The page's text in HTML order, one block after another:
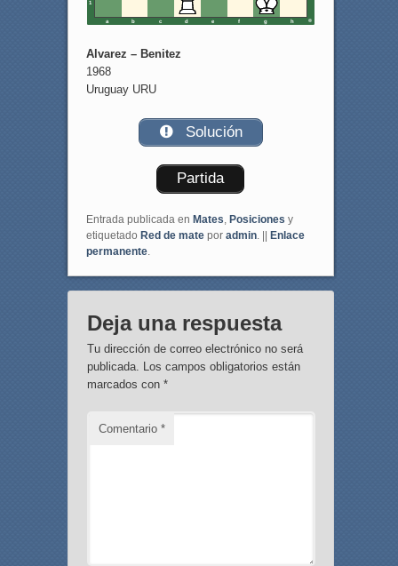
1
a b c d e f g h
Alvarez – Benitez
1968
Uruguay URU
Solución
Partida
Entrada publicada en Mates Posiciones y
etiquetado Red de matepor admin. || Enlace
permanente.
Deja una respuesta
Tu dirección de correo electrónico no será
publicada. Los campos obligatorios están
marcados con *
Comentario *